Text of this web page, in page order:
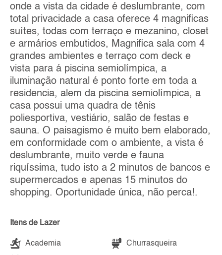
onde a vista da cidade é deslumbrante, com
total privacidade a casa oferece 4 magnificas
suítes, todas com terraço e mezanino, closet
e armários embutidos, Magnifica sala com 4
grandes ambientes e terraço com deck e
vista para á piscina semiolímpica, a
iluminação natural é ponto forte em toda a
residencia, alem da piscina semiolímpica, a
casa possui uma quadra de tênis
poliesportiva, vestiário, salão de festas e
sauna. O paisagismo é muito bem elaborado,
em conformidade com o ambiente, a vista é
deslumbrante, muito verde e fauna
riquíssima, tudo isto a 2 minutos de bancos e
supermercados e apenas 15 minutos do
shopping. Oportunidade única, não perca!.
Itens de Lazer
Academia Churrasqueira